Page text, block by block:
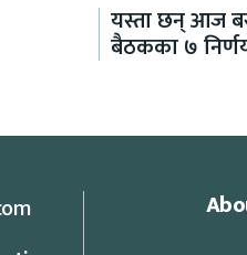
यस्ता छन् आज
बैठकका ७